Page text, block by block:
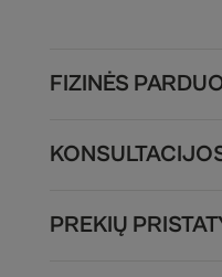
FIZINĖS
PREKIŲ